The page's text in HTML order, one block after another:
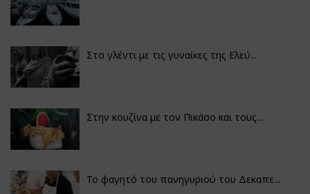
Στο γλέντι με τις γυναίκες της Ελεύ...
Στην κουζίνα με τον Πικάσο και τους...
Το φαγητό του πανηγυριού του Δεκαπε...